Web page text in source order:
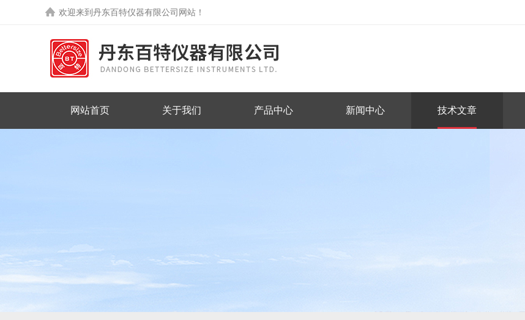
欢迎来到丹东百特仪器有限公司网站！
网站首页 关于我们 产品中心 新闻中心 技术文章